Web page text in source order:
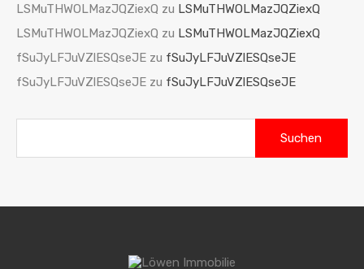
LSMuTHWOLMazJQZiexQ zu LSMuTHWOLMazJQZiexQ
LSMuTHWOLMazJQZiexQ zu LSMuTHWOLMazJQZiexQ
fSuJyLFJuVZlESQseJE zu fSuJyLFJuVZlESQseJE
fSuJyLFJuVZlESQseJE zu fSuJyLFJuVZlESQseJE
nach: